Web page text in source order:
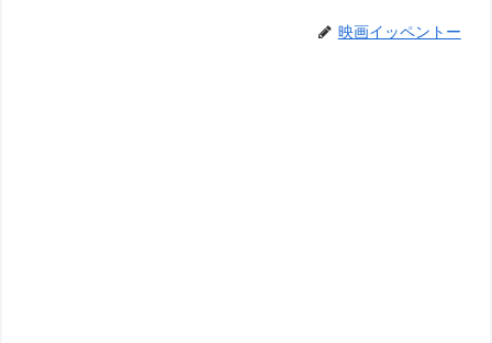
映画イッペントー